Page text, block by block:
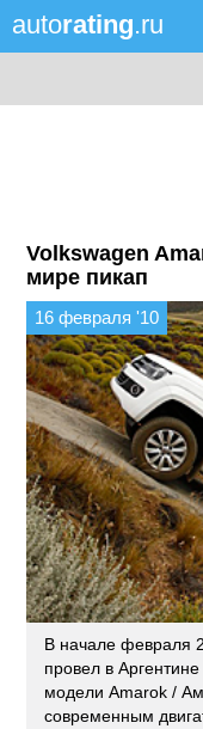
autorating.ru
Volkswagen
мире пикап
16 февраля '10
В начале февраля
провел в
модели Amarok /
современным